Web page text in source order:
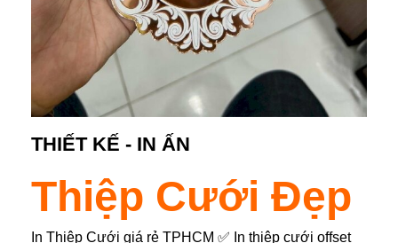
THIẾT KẾ - IN ẤN
Thiệp Cưới Đẹp
In Thiệp Cưới giá rẻ TPHCM ✅ In thiệp cưới offset